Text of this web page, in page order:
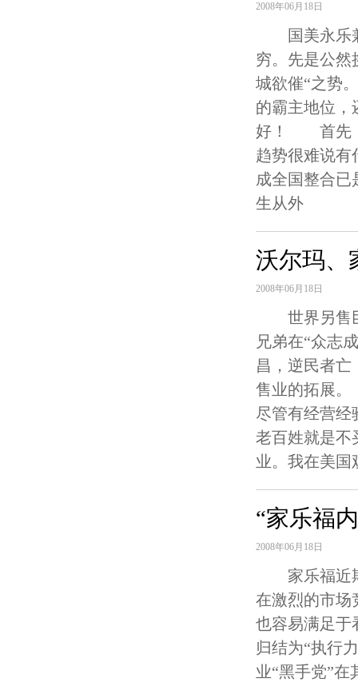
2008年06月18日
国美永乐兼
穷。先是公然
城欲催“之势
的霸主地位，
好！ 首先，
趋势很难说有
成全国整合
生从外
沃尔玛、
2008年06月18日
世界另售巨
兄弟在“众志
昌，逆民者
售业的拓展
尽管有经营经
老百姓就是
业。我在美国
“家乐福
2008年06月18日
家乐福近
在激烈的市场
也容易满足于
归结为“执行
业“黑手党”